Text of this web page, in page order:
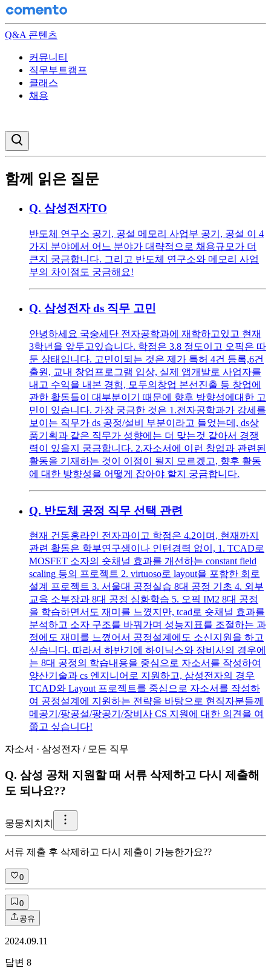
Q&A 콘텐츠
커뮤니티
직무부트캠프
클래스
채용
함께 읽은 질문
Q. 삼성전자TO
반도체 연구소 공기, 공설 메모리 사업부 공기, 공설 이 4
가지 분야에서 어느 분야가 대략적으로 채용규모가 더
큰지 궁금합니다. 그리고 반도체 연구소와 메모리 사업
부의 차이점도 궁금해요!
Q. 삼성전자 ds 직무 고민
안녕하세요 국숭세단 전자공학과에 재학하고있고 현재
3학년을 앞두고있습니다. 학점은 3.8 정도이고 오픽은 따
둔 상태입니다. 고민이되는 것은 제가 특허 4건 등록,6건
출원, 교내 창업프로그램 입상, 실제 앱개발로 사업자를
내고 수익을 내본 경험, 모두의창업 본선진출 등 창업에
관한 활동들이 대부분이기 때문에 향후 방향성에대한 고
민이 있습니다. 가장 궁금한 것은 1.전자공학과가 강세를
보이는 직무가 ds 공정/설비 부분이라고 들었는데, ds상
품기획과 같은 직무가 성향에는 더 맞는것 같아서 경쟁
력이 있을지 궁금합니다. 2.자소서에 이런 창업과 관련된
활동을 기재하는 것이 이점이 될지 모르겠고, 향후 활동
에 대한 방향성을 어떻게 잡아야 할지 궁금합니다.
Q. 반도체 공정 직무 선택 관련
현재 건동홍라인 전자과이고 학점은 4.2이며, 현재까지
관련 활동은 학부연구생이나 인턴경력 없이, 1. TCAD로
MOSFET 소자의 숏채널 효과를 개선하는 constant field
scaling 등의 프로젝트 2. virtuoso로 layout을 포함한 회로
설계 프로젝트 3. 서울대 공정실습 8대 공정 기초 4. 외부
교육 소부장과 8대 공정 심화학습 5. 오픽 IM2 8대 공정
을 학습하면서도 재미를 느꼈지만, tcad로 숏채널 효과를
분석하고 소자 구조를 바꿔가며 성능지표를 조절하는 과
정에도 재미를 느꼈어서 공정설계에도 소신지원을 하고
싶습니다. 따라서 하반기에 하이닉스와 장비사의 경우에
는 8대 공정의 학습내용을 중심으로 자소서를 작성하여
양산기술과 cs 엔지니어로 지원하고, 삼성전자의 경우
TCAD와 Layout 프로젝트를 중심으로 자소서를 작성하
여 공정설계에 지원하는 전략을 바탕으로 현직자분들께
메공기/팡공설/팡공기/장비사 CS 지원에 대한 의견을 여
쭙고 싶습니다!
자소서 · 삼성전자 / 모든 직무
Q. 삼성 공채 지원할 때 서류 삭제하고 다시 제출해
도 되나요??
뭉뭉치치치
서류 제출 후 삭제하고 다시 제출이 가능한가요??
0
0
공유
2024.09.11
답변 8